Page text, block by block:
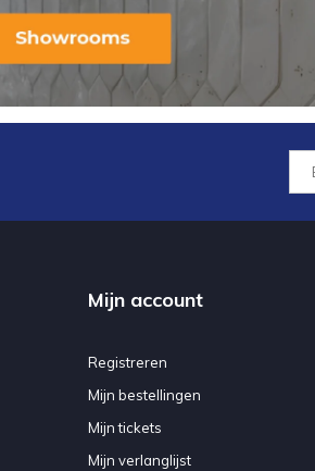
Mijn account
Registreren
Mijn bestellingen
Mijn tickets
Mijn verlanglijst